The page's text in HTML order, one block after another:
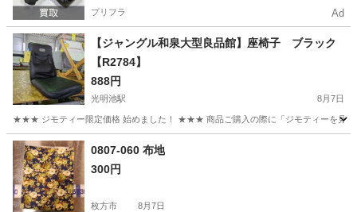
プリフラ Ad
【ジャングル和泉大型良品館】座椅子 ブラック
【R2784】
888円
光明池駅 8月7日
★★★ ジモティー限定価格 始めました！ ★★★ 商品ご購入の際に「ジモティーを見た
大阪 和泉市 椅子
0807-060 布地
300円
枚方市 8月7日